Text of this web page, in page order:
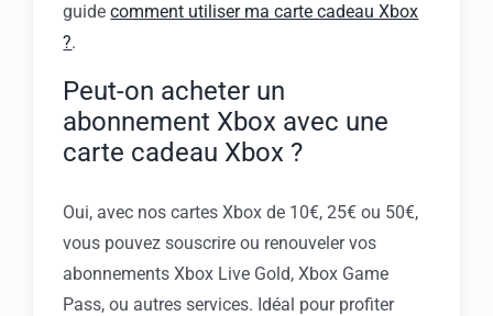
guidecomment utiliser ma carte cadeau Xbox
?.
Peut-on acheter un
abonnement Xbox avec une
carte cadeau Xbox ?
Oui, avec nos cartes Xbox de 10€, 25€ ou 50€,
vous pouvez souscrire ou renouveler vos
abonnements Xbox Live Gold, Xbox Game
Pass, ou autres services. Idéal pour profiter